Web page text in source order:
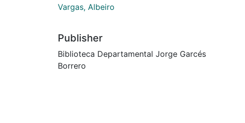
Vargas, Albeiro
Publisher
Biblioteca Departamental Jorge Garcés
Borrero